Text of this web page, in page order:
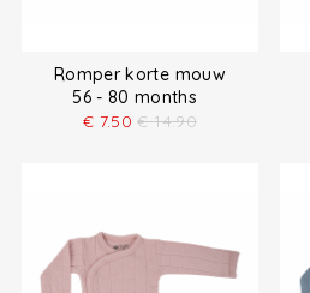
Romper korte mouw
56 - 80 months
€ 7.50 € 14.90